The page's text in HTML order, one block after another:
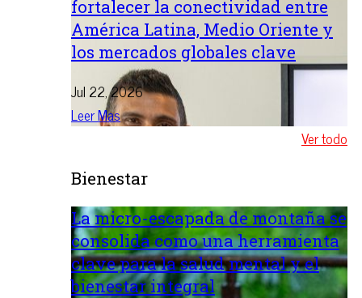
fortalecer la conectividad entre
América Latina, Medio Oriente y
los mercados globales clave
Jul 22, 2026
Leer Mas
Ver todo
Bienestar
La micro-escapada de montaña se
consolida como una herramienta
clave para la salud mental y el
bienestar integral